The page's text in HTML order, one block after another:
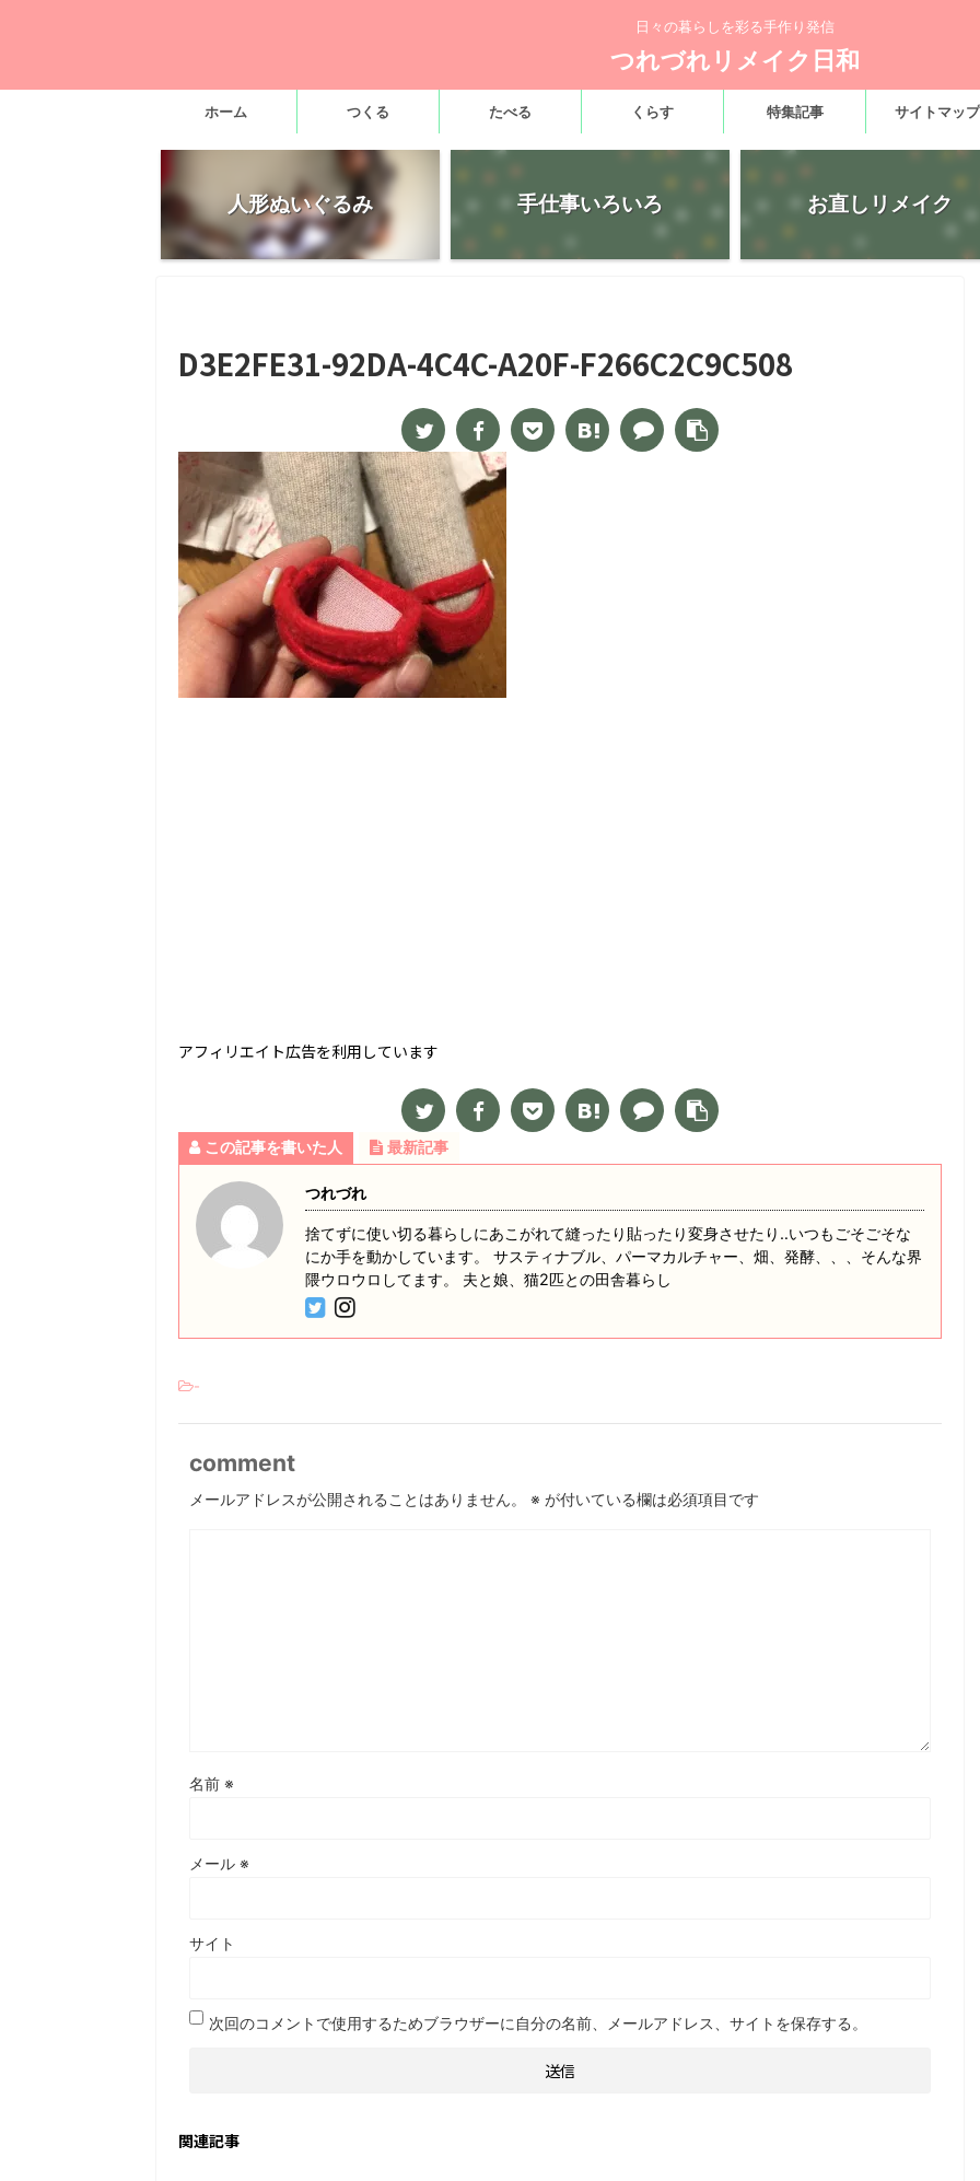
日々の暮らしを彩る手作り発信
つれづれリメイク日和
ホーム つくる たべる くらす 特集記事 サイトマップ
人形ぬいぐるみ 手仕事いろいろ お直しリメイク
D3E2FE31-92DA-4C4C-A20F-F266C2C9C508
アフィリエイト広告を利用しています
この記事を書いた人 最新記事
つれづれ
捨てずに使い切る暮らしにあこがれて縫ったり貼ったり変身させたり‥いつもごそごそな
にか手を動かしています。 サスティナブル、パーマカルチャー、畑、発酵、、、そんな界
隈ウロウロしてます。 夫と娘、猫2匹との田舎暮らし
-
comment
メールアドレスが公開されることはありません。 ※ が付いている欄は必須項目です
名前 ※
メール ※
サイト
次回のコメントで使用するためブラウザーに自分の名前、メールアドレス、サイトを保存する。
関連記事